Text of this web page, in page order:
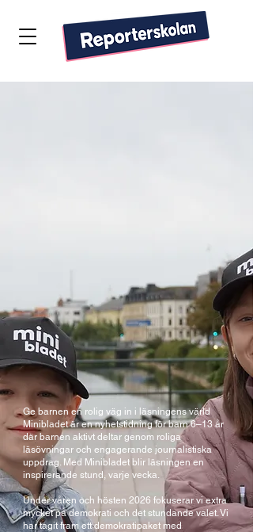
Ge barnen en rolig väg in i läsningens värld
Minibladet är en nyhetstidning för barn 6–13 år
där barnen aktivt deltar genom roliga
läsövningar och engagerande journalistiska
uppdrag. Med Minibladet blir läsningen en
inspirerande stund, varje vecka.
Under våren och hösten 2026 fokuserar vi extra
mycket på demokrati och det stundande valet. Vi
har tagit fram ett demokratipaket med